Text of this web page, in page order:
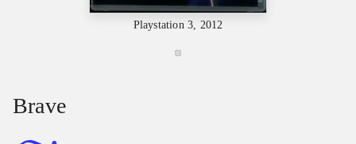
Playstation 3, 2012
Brave